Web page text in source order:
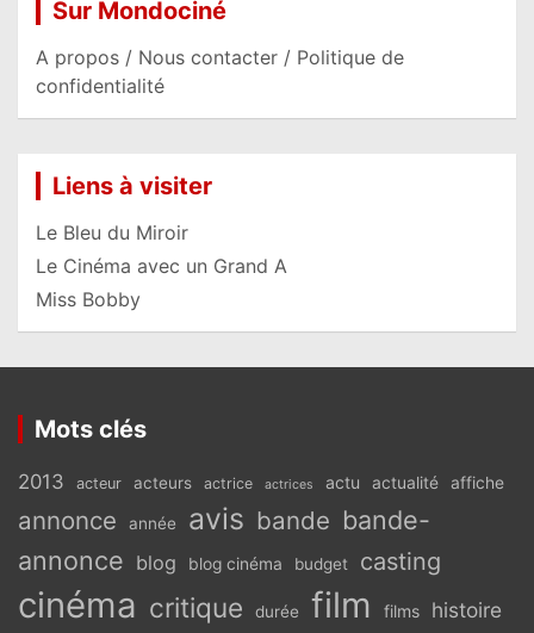
Sur Mondociné
A propos / Nous contacter / Politique de
confidentialité
Liens à visiter
Le Bleu du Miroir
Le Cinéma avec un Grand A
Miss Bobby
Mots clés
2013 acteur acteurs actrice actrices actu actualité affiche
annonce année avis bande bande-
annonce blog blog cinéma budget casting
cinéma critique durée film films histoire